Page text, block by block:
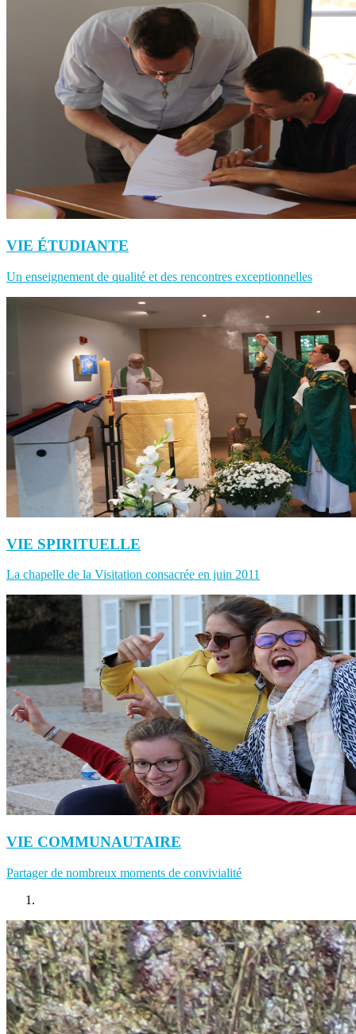
VIE ÉTUDIANTE
Un enseignement de qualité et des rencontres exceptionnelles
VIE SPIRITUELLE
La chapelle de la Visitation consacrée en juin 2011
VIE COMMUNAUTAIRE
Partager de nombreux moments de convivialité